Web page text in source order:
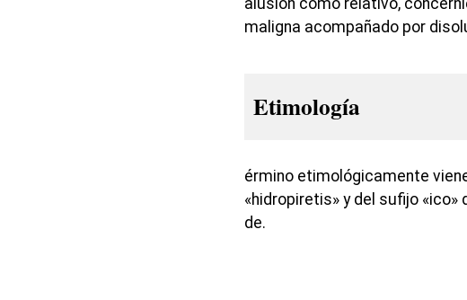
maligna acompañado por
Etimología
érmino etimológicamente
«hidropiretis» y del sufijo
de.